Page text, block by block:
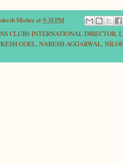
Mishraat 9:38 PM
CLUBS INTERNATIONAL DIRECTOR,
GOEL,NARESH AGGARWAL,